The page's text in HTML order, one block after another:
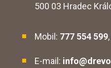
500 03 Hradec
Mobil: 777 554 599,
E-mail: